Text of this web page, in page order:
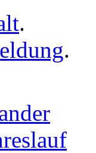
.
.